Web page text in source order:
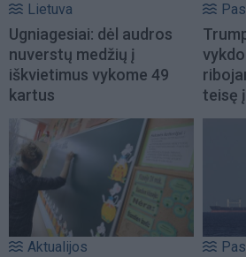
Lietuva
Ugniagesiai: dėl audros
nuverstų medžių į
iškvietimus vykome 49
kartus
teisę
Aktualijos